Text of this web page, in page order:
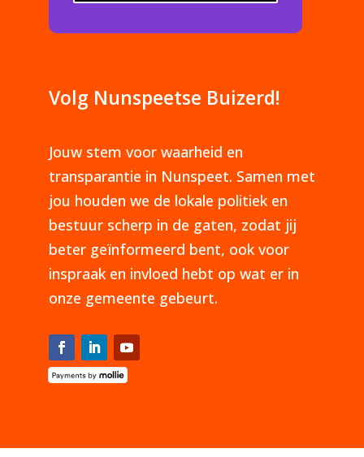
Volg Nunspeetse Buizerd!
Jouw stem voor waarheid en
transparantie in Nunspeet. Samen met
jou houden we de lokale politiek en
bestuur scherp in de gaten, zodat jij
beter geïnformeerd bent, ook voor
inspraak en invloed hebt op wat er in
onze gemeente gebeurt.